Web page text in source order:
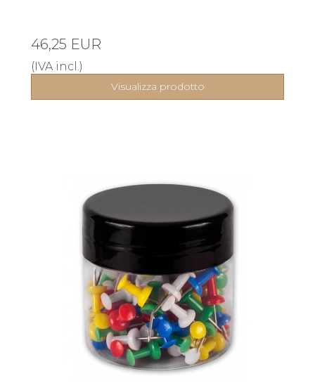
46,25 EUR
(IVA incl.)
Visualizza prodotto